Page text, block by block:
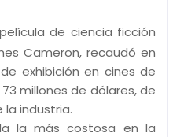
de ciencia ficción
Cameron, recaudó en
exhibición en cines de
millones de dólares, de
industria.
la más costosa en la